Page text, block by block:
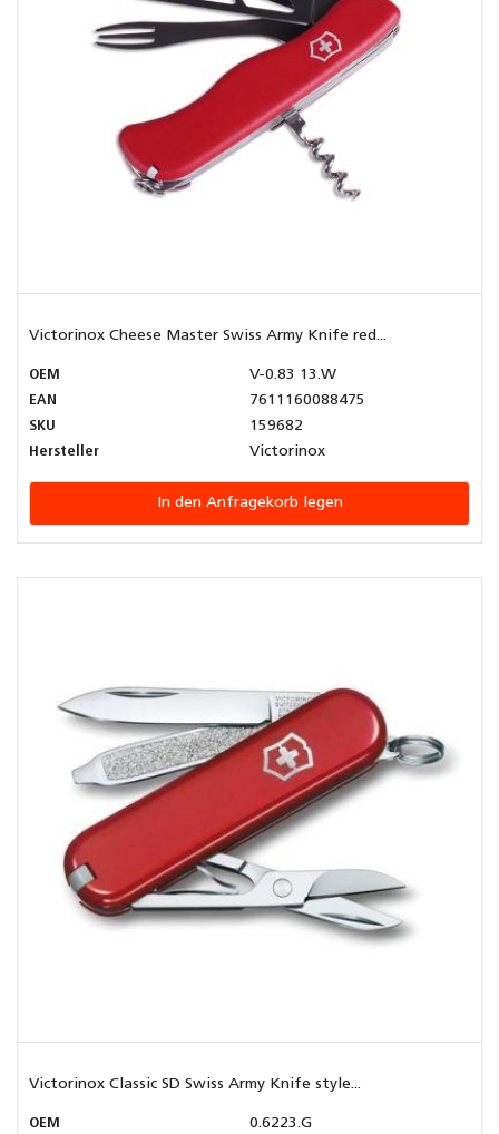
Victorinox Cheese Master Swiss Army Knife red...
OEM
V-0.83 13.W
EAN
7611160088475
SKU
159682
Hersteller
Victorinox
In den Anfragekorb legen
Victorinox Classic SD Swiss Army Knife style...
OEM
0.6223.G